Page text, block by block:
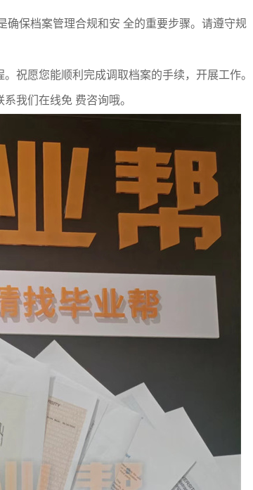
确保档案管理合规和安 全的重要步骤。请遵守规
祝愿您能顺利完成调取档案的手续，开展工作。
我们在线免 费咨询哦。